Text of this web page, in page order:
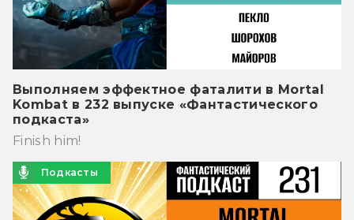
Выполняем эффектное фаталити в Mortal
Kombat в 232 выпуске «Фантастического
подкаста»
Finish him!
Подкасты